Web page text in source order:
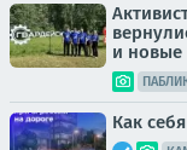
и новые
Как